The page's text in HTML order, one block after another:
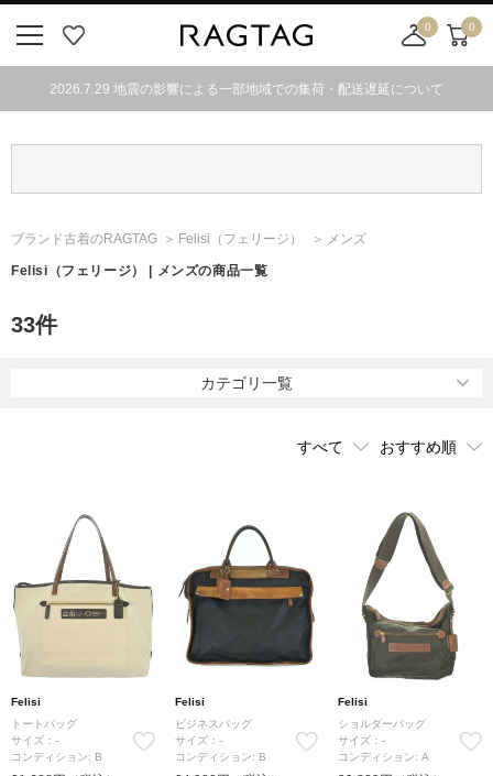
気
0
舗
カ
0
2026.7.29 地震の影響による一部地域での集荷・配送遅延について
ブランド古着のRAGTAG Felisi （フェリージ） メンズ
Felisi （フェリージ） | メンズの商品一覧
33件
カテゴリ一覧
Felisi
トートバッグ
サイズ：-
コンディション: B
Felisi
ビジネスバッグ
サイズ：-
コンディション: B
Felisi
ショルダーバッグ
サイズ：-
コンディション: A